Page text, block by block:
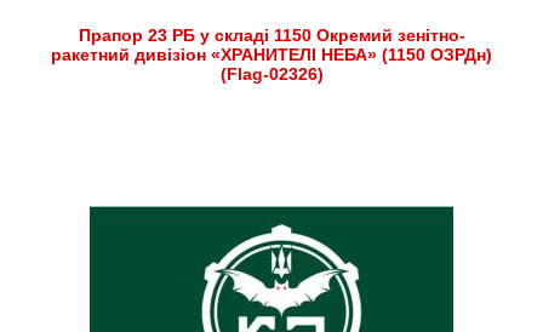
Прапор 23 РБ у складі 1150 Окремий зенітно-
ракетний дивізіон «ХРАНИТЕЛІ НЕБА» (1150 ОЗРДн)
(Flag-02326)